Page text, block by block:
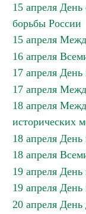
15 апреля День
борьбы России
15 апреля
16 апреля
17 апреля
17 апреля
18 апреля
исторических
18 апреля
18 апреля
19 апреля
19 апреля
20 апреля День